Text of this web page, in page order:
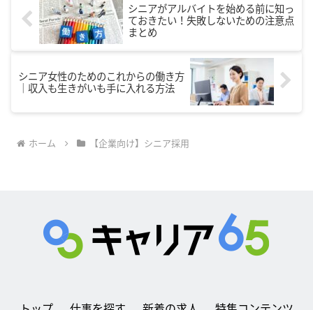
シニアがアルバイトを始める前に知っ
ておきたい！失敗しないための注意点
まとめ
シニア女性のためのこれからの働き方
｜収入も生きがいも手に入れる方法
ホーム 【企業向け】シニア採用